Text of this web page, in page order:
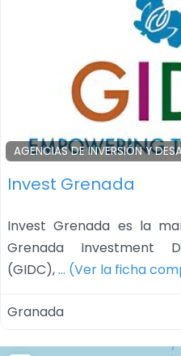
AGENCIAS DE INVERSIÓN Y
Invest Grenada
Invest Grenada es la
Grenada Investment
(GIDC),… (Ver la ficha
Granada